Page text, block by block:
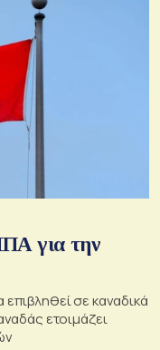
για την
σε καναδικά
ετοιμάζει